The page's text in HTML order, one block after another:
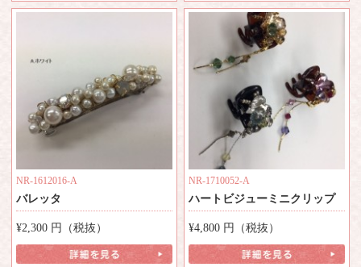
NR-1612016-A
バレッタ
¥2,300 円（税抜）
NR-1710052-A
ハートビジューミニクリップ
¥4,800 円（税抜）